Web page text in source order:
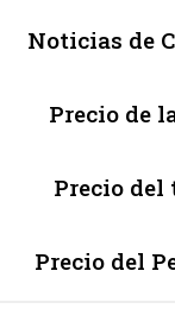
Noticias de
Precio de
Precio del
Precio del